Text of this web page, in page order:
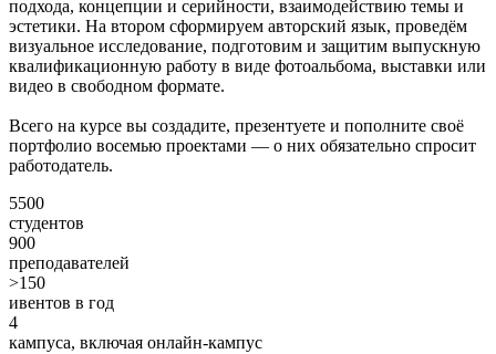
подхода, концепции и серийности, взаимодействию темы и
эстетики. На втором сформируем авторский язык, проведём
визуальное исследование, подготовим и защитим выпускную
квалификационную работу в виде фотоальбома, выставки или
видео в свободном формате.
Всего на курсе вы создадите, презентуете и пополните своё
портфолио восемью проектами — о них обязательно спросит
работодатель.
5500
студентов
900
преподавателей
>150
ивентов в год
4
кампуса, включая онлайн-кампус